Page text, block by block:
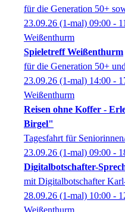
für die Generation 50+
23.09.26 (1-mal) 09:00 -
Weißenthurm
Spieletreff Weißenthurm
für die Generation 50+
23.09.26 (1-mal) 14:00 -
Weißenthurm
Reisen ohne Koffer -
Birgel"
Tagesfahrt für
23.09.26 (1-mal) 09:00 -
Digitalbotschafter-
mit Digitalbotschafter
28.09.26 (1-mal) 10:00 -
Weißenthurm